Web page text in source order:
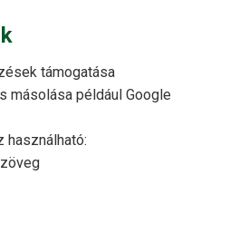
támogatása
másolása például Google
használható: